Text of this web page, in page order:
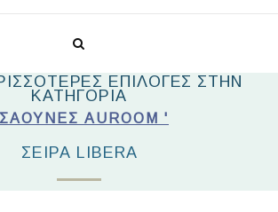
ΕΠΙΛΟΓΕΣ ΣΤΗΝ
ΚΑΤΗΓΟΡΙΑ
AUROOM '
ΣΕΙΡΑ LIBERA